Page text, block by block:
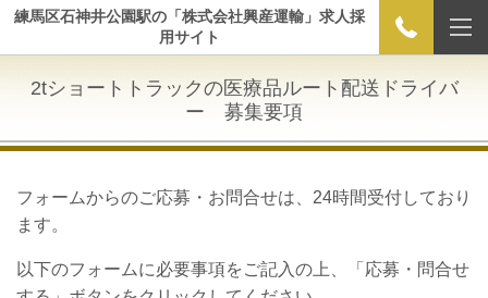
練馬区石神井公園駅の「株式会社興産運輸」求人採
用サイト
2tショートトラックの医療品ルート配送ドライバ
ー 募集要項
フォームからのご応募・お問合せは、24時間受付しており
ます。
以下のフォームに必要事項をご記入の上、「応募・問合せ